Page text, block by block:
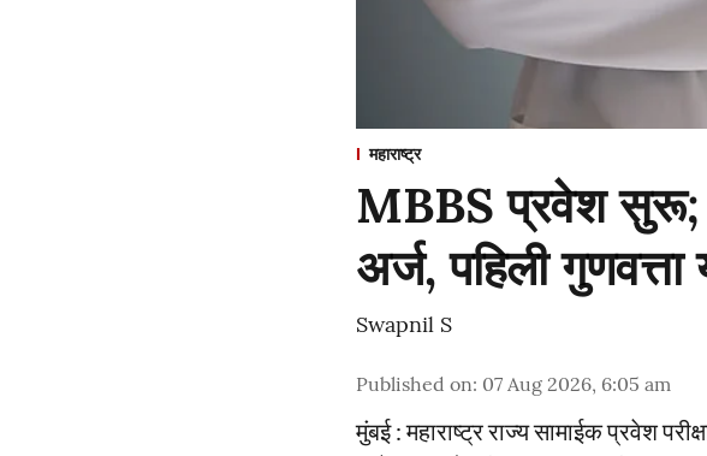
महाराष्ट्र
MBBS प्रवेश सुरू;
अर्ज, पहिली
Swapnil S
Published on: 07 Aug 2026, 6:05 am
मुंबई : महाराष्ट्र राज्य सामाईक प्रवेश